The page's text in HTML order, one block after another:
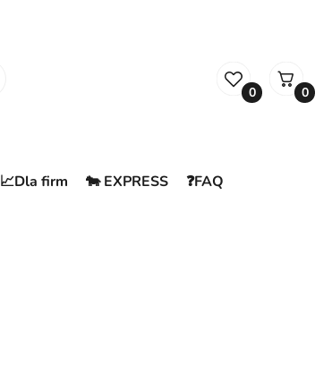
0 0
📈Dla firm 🐄 EXPRESS ❓FAQ